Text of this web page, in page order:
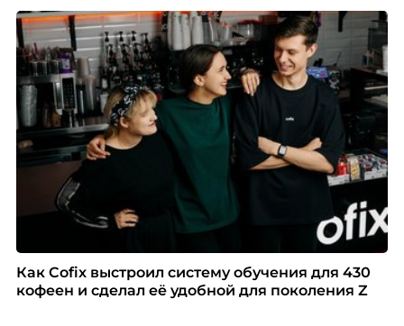
Как Cofix выстроил систему обучения для 430
кофеен и сделал её удобной для поколения Z